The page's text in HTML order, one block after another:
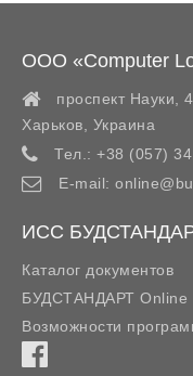
ООО «Computer
проспект Науки,
Харьков
Украина
Тел.: +38 (057)
E-mail:
ИСС
Каталог документов
БУДСТАНДАРТ Online
Возможности